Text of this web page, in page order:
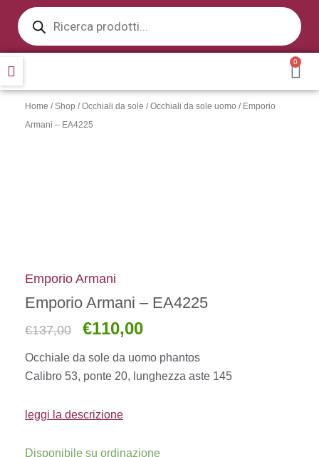
contenuto
Products
search
0
Home /Shop /Occhiali da sole /Occhiali da sole uomo / Emporio
Armani – EA4225
Emporio Armani
Emporio Armani – EA4225
€137,00
Il
originale
era:
€110,00Il
attuale
è:
Occhiale da sole da uomo phantos
Calibro 53, ponte 20, lunghezza aste 145
leggi la descrizione
Disponibile su ordinazione
Emporio